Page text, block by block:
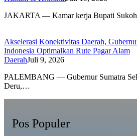
​JAKARTA — Kamar kerja Bupati
​Akselerasi Konektivitas Daerah,
Indonesia Optimalkan Rute Pagar Alam
DaerahJuli 9, 2026
PALEMBANG — Gubernur Sumatra
Deru,…
Pos Populer